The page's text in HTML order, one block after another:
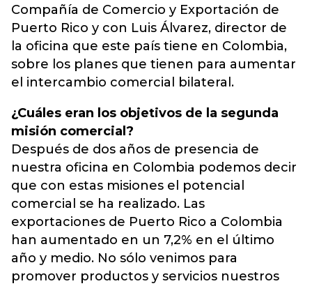
Compañía de Comercio y Exportación de
Puerto Rico y con Luis Álvarez, director de
la oficina que este país tiene en Colombia,
sobre los planes que tienen para aumentar
el intercambio comercial bilateral.
¿Cuáles eran los objetivos de la segunda
misión comercial?
Después de dos años de presencia de
nuestra oficina en Colombia podemos decir
que con estas misiones el potencial
comercial se ha realizado. Las
exportaciones de Puerto Rico a Colombia
han aumentado en un 7,2% en el último
año y medio. No sólo venimos para
promover productos y servicios nuestros